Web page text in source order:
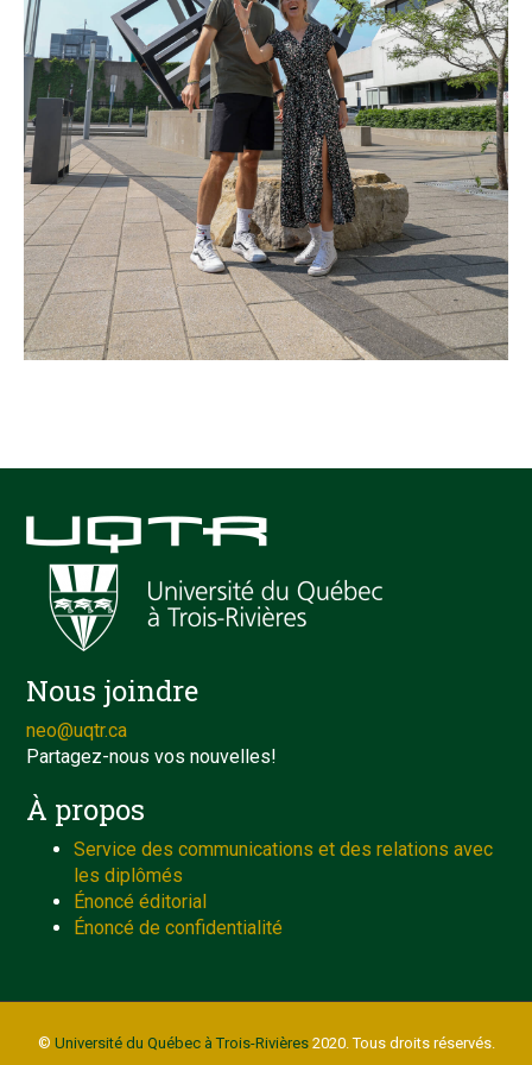
Nous joindre
neo@uqtr.ca
Partagez-nous vos nouvelles!
À propos
Service des communications et des relations avec
les diplômés
Énoncé éditorial
Énoncé de confidentialité
© Université du Québec à Trois-Rivières2020. Tous droits réservés.